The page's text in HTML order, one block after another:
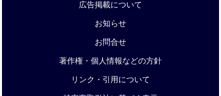
広告掲載について
お知らせ
お問合せ
著作権・個人情報などの方針
リンク・引用について